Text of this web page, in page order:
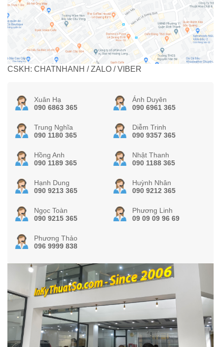
CSKH: CHATNHANH / ZALO / VIBER
Xuân Hạ
090 6863 365
Ánh Duyên
090 6961 365
Trung Nghĩa
090 1180 365
Diễm Trinh
090 9357 365
Hồng Anh
090 1189 365
Nhật Thanh
090 1188 365
Hạnh Dung
090 9213 365
Huỳnh Nhân
090 9212 365
Ngọc Toàn
090 9215 365
Phương Linh
09 09 09 96 69
Phương Thảo
096 9999 838